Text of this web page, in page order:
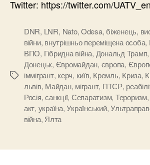
Twitter: https://twitter.com/
Позначки
DNR, LNR, Nato,Odesa, біженець,
війни, внутрішньо переміщена особа,
ВПО, Гібридна війна, Дональд Трамп,
Донецьк, Євромайдан, європа,
іммігрант, керч, київ, Кремль, Криза,
львів, Майдан, мігрант, ПТСР,
Росія,санкції, Сепаратизм, Тероризм
акт, україна,Український,
війна, Ялта